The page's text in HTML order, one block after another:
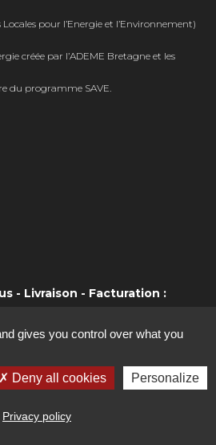
pour l’Energie et l’Environnement)
créée par l’ADEME Bretagne et les
du programme SAVE.
- Livraison - Facturation :
de l'agriculture, Rue Pierre Adolphe
gives you control over what you
Deny all cookies Personalize
Privacy policy